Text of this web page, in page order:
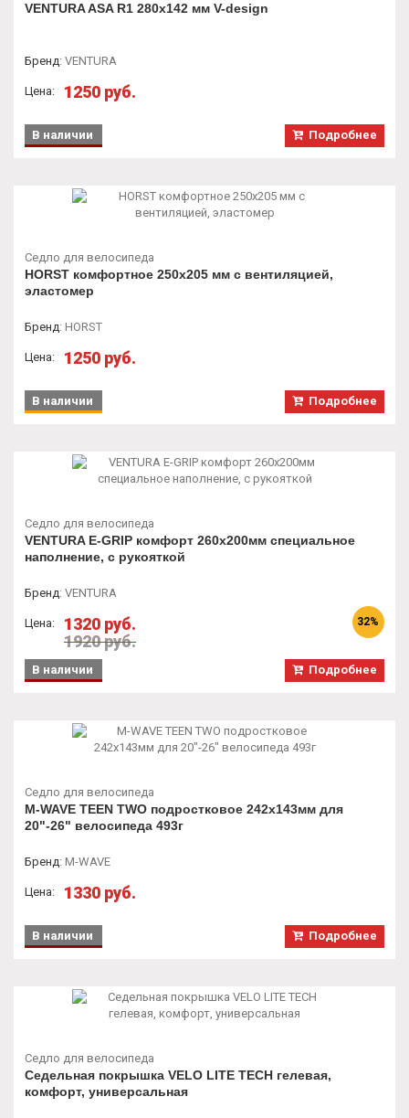
VENTURA ASA R1 280х142 мм V-design
Бренд: VENTURA
Цена: 1250 руб.
Подробнее
В наличии
Седло для велосипеда
HORST комфортное 250x205 мм с вентиляцией,
эластомер
Бренд: HORST
Цена: 1250 руб.
Подробнее
В наличии
Седло для велосипеда
VENTURA E-GRIP комфорт 260х200мм специальное
наполнение, с рукояткой
Бренд: VENTURA
Цена:
1320 руб.
1920 руб.
32%
Подробнее
В наличии
Седло для велосипеда
M-WAVE TEEN TWO подростковое 242х143мм для
20"-26" велосипеда 493г
Бренд: M-WAVE
Цена: 1330 руб.
Подробнее
В наличии
Седло для велосипеда
Седельная покрышка VELO LITE TECH гелевая,
комфорт, универсальная